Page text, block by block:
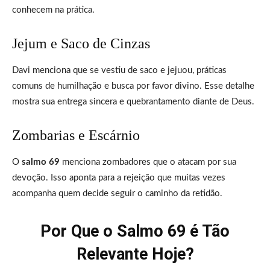
conhecem na prática.
Jejum e Saco de Cinzas
Davi menciona que se vestiu de saco e jejuou, práticas
comuns de humilhação e busca por favor divino. Esse detalhe
mostra sua entrega sincera e quebrantamento diante de Deus.
Zombarias e Escárnio
O salmo 69 menciona zombadores que o atacam por sua
devoção. Isso aponta para a rejeição que muitas vezes
acompanha quem decide seguir o caminho da retidão.
Por Que o Salmo 69 é Tão
Relevante Hoje?